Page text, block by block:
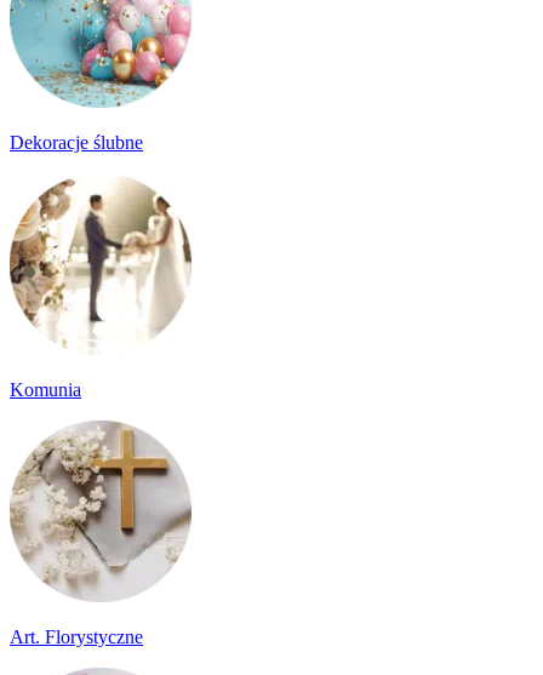
Dekoracje ślubne
Komunia
Art. Florystyczne